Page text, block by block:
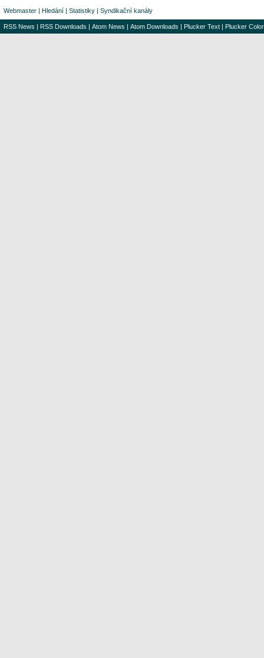
Webmaster | Hledání | Statistiky | Syndikační kanály
RSS News | RSS Downloads | Atom News | Atom Downloads | Plucker Text | Plucker Color